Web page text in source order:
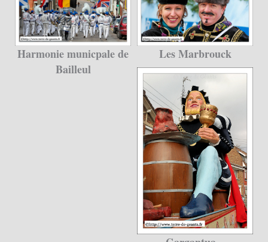
Harmonie municpale de
Bailleul
Les Marbrouck